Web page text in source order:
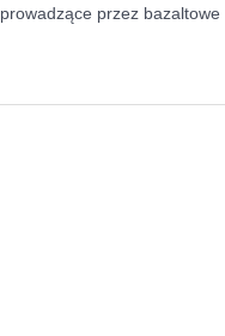
prowadzące przez bazaltowe